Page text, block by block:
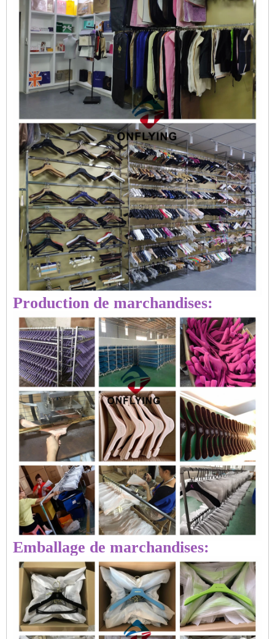
Production de marchandises:
Emballage de marchandises: